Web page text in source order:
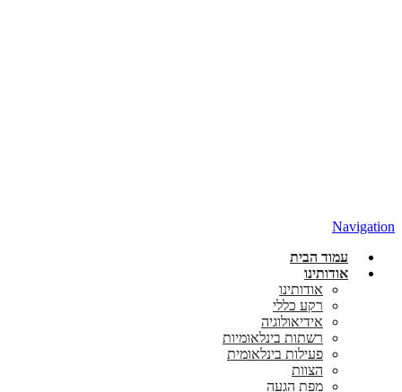
Navigation
עמוד הבית
אודותינו
אודותינו
רקע כללי
אידיאולוגיה
רשתות בינלאומיות
פעילות בינלאומית
הצוות
מפת הגעה